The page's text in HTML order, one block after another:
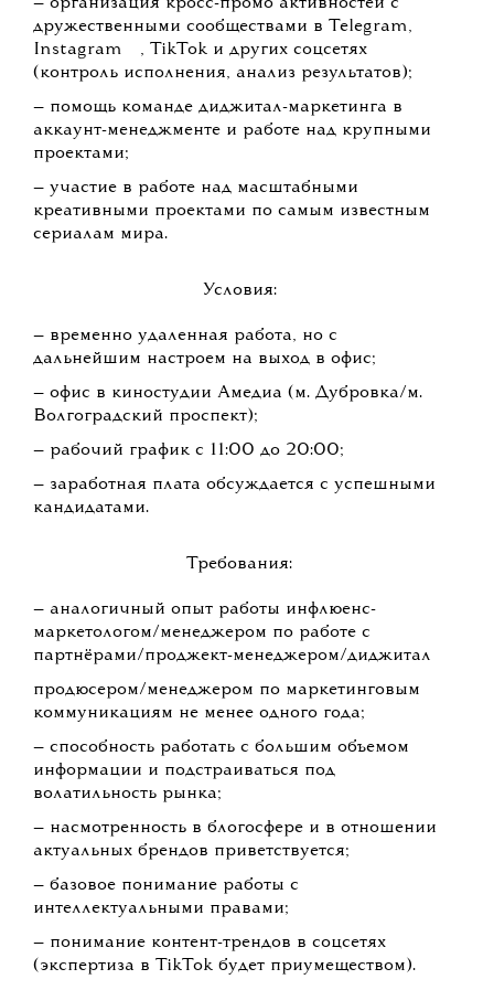
— организация кросс-промо активностей с
дружественными сообществами в Telegram,
Instagram
, TikTok и других соцсетях
(контроль исполнения, анализ результатов);
— помощь команде диджитал-маркетинга в
аккаунт-менеджменте и работе над крупными
проектами;
— участие в работе над масштабными
креативными проектами по самым известным
сериалам мира.
Условия:
— временно удаленная работа, но с
дальнейшим настроем на выход в офис;
— офис в киностудии Амедиа (м. Дубровка/м.
Волгоградский проспект);
— рабочий график с 11:00 до 20:00;
— заработная плата обсуждается с успешными
кандидатами.
Требования:
— аналогичный опыт работы инфлюенс-
маркетологом/менеджером по работе с
партнёрами/проджект-менеджером/диджитал
продюсером/менеджером по маркетинговым
коммуникациям не менее одного года;
— способность работать с большим объемом
информации и подстраиваться под
волатильность рынка;
— насмотренность в блогосфере и в отношении
актуальных брендов приветствуется;
— базовое понимание работы с
интеллектуальными правами;
— понимание контент-трендов в соцсетях
(экспертиза в TikTok будет приумеществом).